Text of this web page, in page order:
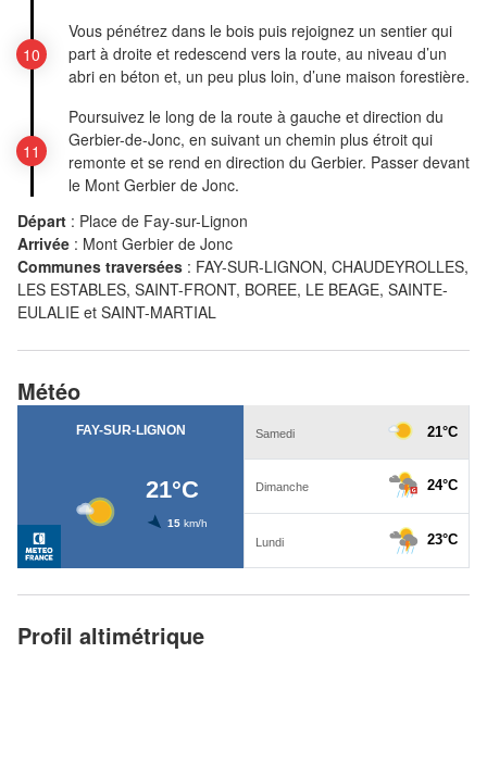
Vous pénétrez dans le bois puis rejoignez un sentier qui
part à droite et redescend vers la route, au niveau d’un
abri en béton et, un peu plus loin, d’une maison forestière.
Poursuivez le long de la route à gauche et direction du
Gerbier-de-Jonc, en suivant un chemin plus étroit qui
remonte et se rend en direction du Gerbier. Passer devant
le Mont Gerbier de Jonc.
Départ : Place de Fay-sur-Lignon
Arrivée : Mont Gerbier de Jonc
Communes traversées : FAY-SUR-LIGNON, CHAUDEYROLLES,
LES ESTABLES, SAINT-FRONT, BOREE, LE BEAGE, SAINTE-
EULALIE et SAINT-MARTIAL
Météo
Profil altimétrique